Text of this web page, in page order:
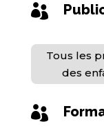

Tous les
des
